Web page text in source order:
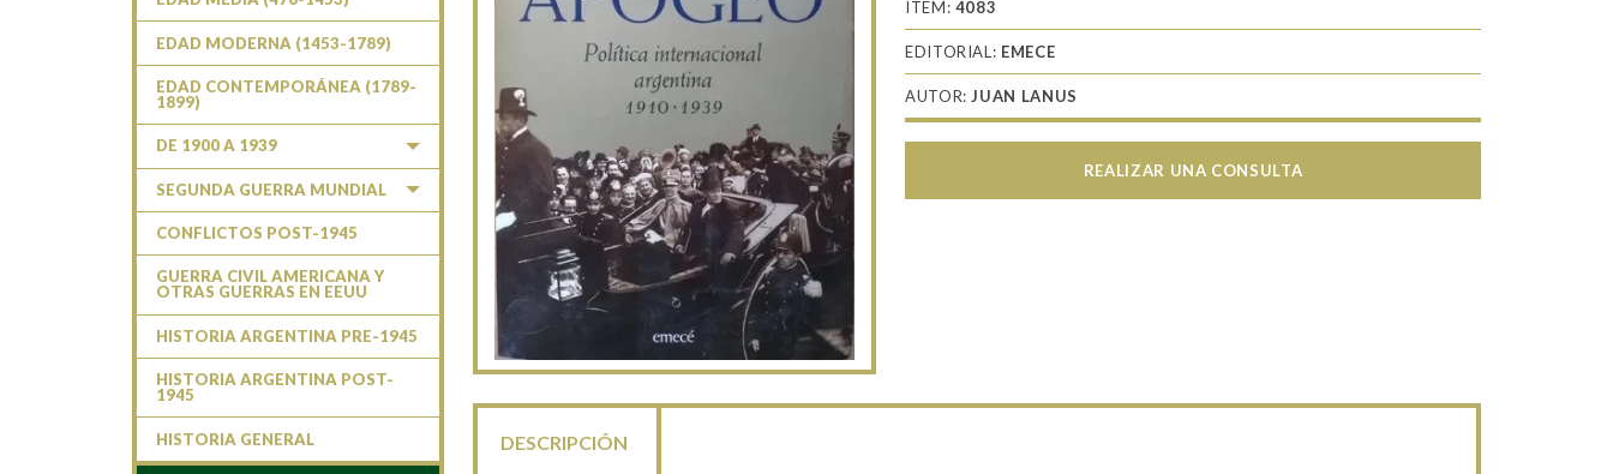
ITEM: 4083
EDITORIAL: EMECE
AUTOR:JUAN LANUS
REALIZAR UNA CONSULTA
DESCRIPCIÓN
EDAD MODERNA (1453-1789)
EDAD CONTEMPORÁNEA (1789-
1899)
DE 1900 A 1939
SEGUNDA GUERRA MUNDIAL
CONFLICTOS POST-1945
GUERRA CIVIL AMERICANA Y
OTRAS GUERRAS EN EEUU
HISTORIA ARGENTINA PRE-1945
HISTORIA ARGENTINA POST-
1945
HISTORIA GENERAL